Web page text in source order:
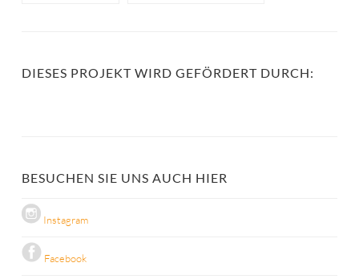
DIESES PROJEKT WIRD GEFÖRDERT DURCH:
BESUCHEN SIE UNS AUCH HIER
Instagram
Facebook